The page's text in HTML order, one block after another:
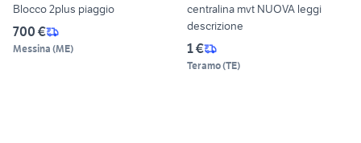
Blocco 2plus piaggio
700 €
Messina (ME)
centralina mvt NUOVA leggi
descrizione
1 €
Teramo(TE)